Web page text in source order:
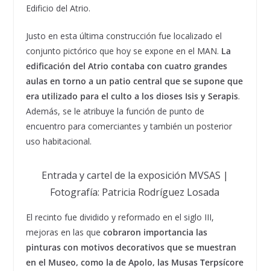
Edificio del Atrio.
Justo en esta última construcción fue localizado el
conjunto pictórico que hoy se expone en el MAN. La
edificación del Atrio contaba con cuatro grandes
aulas en torno a un patio central que se supone que
era utilizado para el culto a los dioses Isis y Serapis.
Además, se le atribuye la función de punto de
encuentro para comerciantes y también un posterior
uso habitacional.
Entrada y cartel de la exposición MVSAS |
Fotografía: Patricia Rodríguez Losada
El recinto fue dividido y reformado en el siglo III,
mejoras en las que cobraron importancia las
pinturas con motivos decorativos que se muestran
en el Museo, como la de Apolo, las Musas Terpsícore